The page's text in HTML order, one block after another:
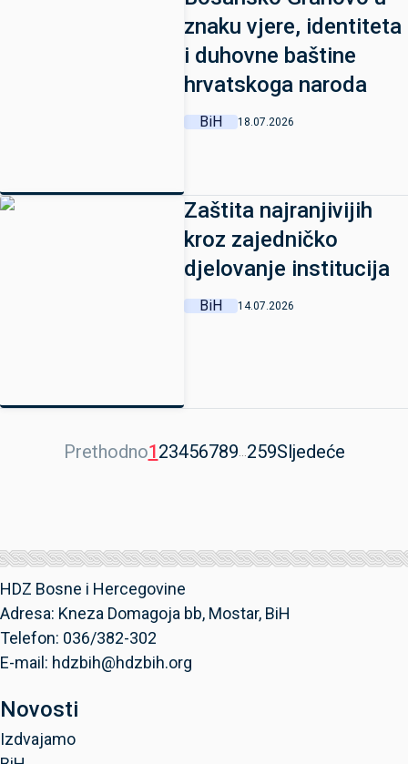
znaku vjere, identiteta
i duhovne baštine
hrvatskoga naroda
BiH 18.07.2026
Zaštita najranjivijih
kroz zajedničko
djelovanje institucija
BiH 14.07.2026
Prethodno123456789 259Sljedeće
HDZ Bosne i Hercegovine
Adresa: Kneza Domagoja bb, Mostar, BiH
Telefon: 036/382-302
E-mail: hdzbih@hdzbih.org
Novosti
Izdvajamo